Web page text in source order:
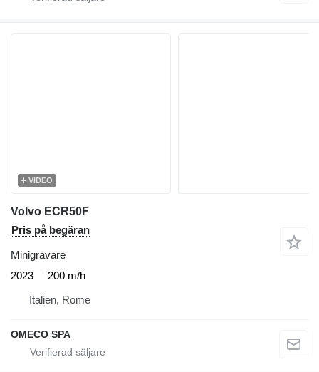
VIDEO
Volvo ECR50F
Pris på begäran
Minigrävare
2023
200 m/h
Italien, Rome
OMECO SPA